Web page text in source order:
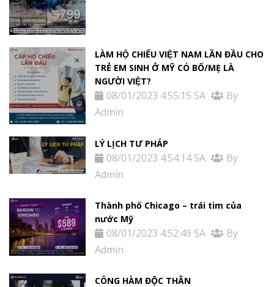
LÀM HỘ CHIẾU VIỆT NAM LẦN ĐẦU CHO
TRẺ EM SINH Ở MỸ CÓ BỐ/MẸ LÀ
NGƯỜI VIỆT?
08/01/2023 4:55:15 SA
By
Admin
LÝ LỊCH TƯ PHÁP
08/01/2023 4:54:14 SA
By
Admin
Thành phố Chicago – trái tim của
nước Mỹ
08/01/2023 4:52:49 SA
By
Admin
CÔNG HÀM ĐỘC THÂN